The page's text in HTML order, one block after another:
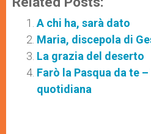
A chi ha, sarà dato
Maria, discepola di
La grazia del deserto
Farò la Pasqua da te
quotidiana